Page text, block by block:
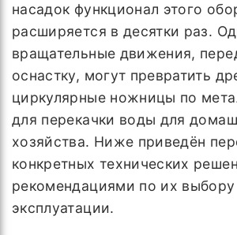
насадок функционал этого
расширяется в десятки раз.
вращательные движения,
оснастку, могут превратить
циркулярные ножницы по
для перекачки воды для
хозяйства. Ниже приведён
конкретных технических
рекомендациями по их
эксплуатации.